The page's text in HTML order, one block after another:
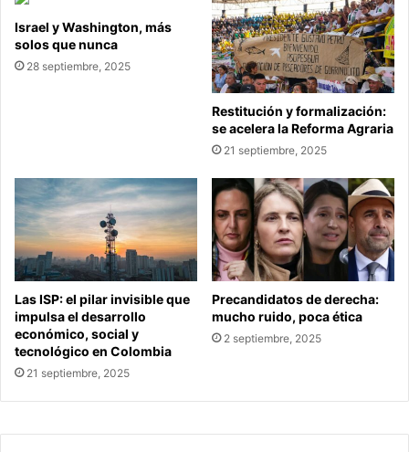
Israel y Washington, más
solos que nunca
28 septiembre, 2025
Restitución y formalización:
se acelera la Reforma Agraria
21 septiembre, 2025
Las ISP: el pilar invisible que
impulsa el desarrollo
económico, social y
tecnológico en Colombia
21 septiembre, 2025
Precandidatos de derecha:
mucho ruido, poca ética
2 septiembre, 2025